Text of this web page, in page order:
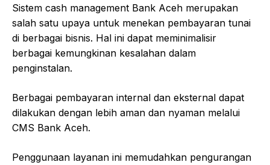
Sistem cash management Bank Aceh merupakan
salah satu upaya untuk menekan pembayaran tunai
di berbagai bisnis. Hal ini dapat meminimalisir
berbagai kemungkinan kesalahan dalam
penginstalan.
Berbagai pembayaran internal dan eksternal dapat
dilakukan dengan lebih aman dan nyaman melalui
CMS Bank Aceh.
Penggunaan layanan ini memudahkan pengurangan